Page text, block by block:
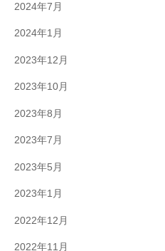
2024年7月
2024年1月
2023年12月
2023年10月
2023年8月
2023年7月
2023年5月
2023年1月
2022年12月
2022年11月